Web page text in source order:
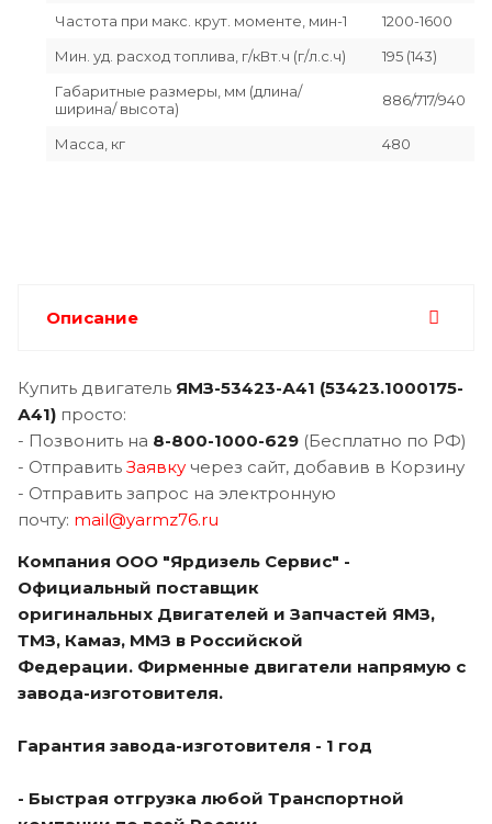
Частота при макс. крут. моменте, мин-1
1200-1600
Мин. уд. расход топлива, г/кВт.ч (г/л.с.ч)
195 (143)
Габаритные размеры, мм (длина/
ширина/ высота)
886/717/940
Масса, кг 480
Описание
Купить двигатель ЯМЗ-53423-А41 (53423.1000175-
А41) просто:
- Позвонить на 8-800-1000-629 (Бесплатно по РФ)
- Отправить Заявку через сайт, добавив в Корзину
- Отправить запрос на электронную
почту: mail@yarmz76.ru
Компания ООО "Ярдизель Сервис" -
Официальный поставщик
оригинальных Двигателей и Запчастей ЯМЗ,
ТМЗ, Камаз, ММЗ в Российской
Федерации. Фирменные двигатели напрямую с
завода-изготовителя.
Гарантия завода-изготовителя - 1 год
- Быстрая отгрузка любой Транспортной